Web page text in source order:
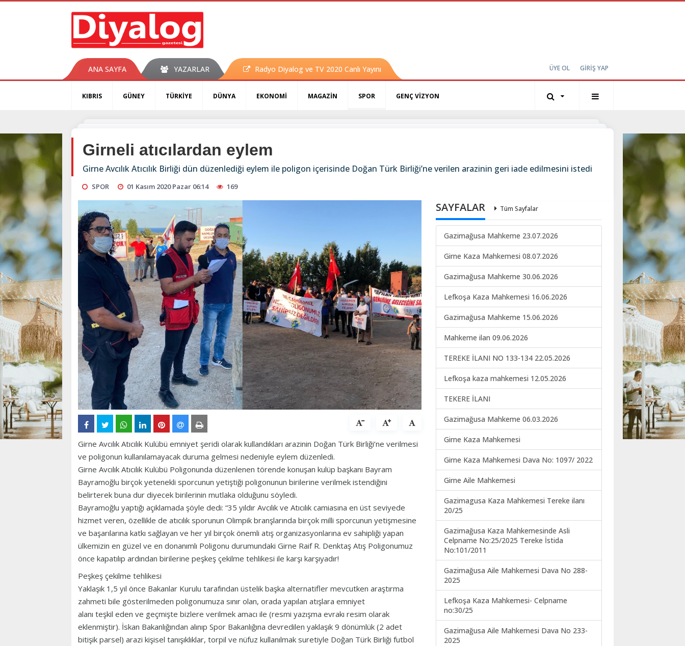
ANA SAYFA YAZARLAR Radyo Diyalog ve TV 2020 Canlı Yayını ÜYE OL GİRİŞ YAP
KIBRIS GÜNEY TÜRKİYE DÜNYA EKONOMİ MAGAZİN SPOR GENÇ VİZYON
Girneli atıcılardan eylem
Girne Avcılık Atıcılık Birliği dün düzenlediği eylem ile poligon içerisinde Doğan Türk Birliği’ne verilen arazinin geri iade edilmesini istedi
SPOR 01 Kasım 2020 Pazar 06:14 169
Girne Avcılık Atıcılık Kulübü emniyet şeridi olarak kullandıkları arazinin Doğan Türk Birliği’ne verilmesi
ve poligonun kullanılamayacak duruma gelmesi nedeniyle eylem düzenledi.
Girne Avcılık Atıcılık Kulübü Poligonunda düzenlenen törende konuşan kulüp başkanı Bayram
Bayramoğlu birçok yetenekli sporcunun yetiştiği poligonunun birilerine verilmek istendiğini
belirterek buna dur diyecek birilerinin mutlaka olduğunu söyledi.
Bayramoğlu yaptığı açıklamada şöyle dedi: “35 yıldır Avcılık ve Atıcılık camiasına en üst seviyede
hizmet veren, özellikle de atıcılık sporunun Olimpik branşlarında birçok milli sporcunun yetişmesine
ve başarılarına katkı sağlayan ve her yıl birçok önemli atış organizasyonlarına ev sahipliği yapan
ülkemizin en güzel ve en donanımlı Poligonu durumundaki Girne Raif R. Denktaş Atış Poligonumuz
önce kapatılıp ardından birilerine peşkeş çekilme tehlikesi ile karşı karşıyadır!
Peşkeş çekilme tehlikesi
Yaklaşık 1,5 yıl önce Bakanlar Kurulu tarafından üstelik başka alternatifler mevcutken araştırma
zahmeti bile gösterilmeden poligonumuza sınır olan, orada yapılan atışlara emniyet
alanı teşkil eden ve geçmişte bizlere verilmek amacı ile (resmi yazışma evrakı resim olarak
eklenmiştir). İskan Bakanlığından alınıp Spor Bakanlığına devredilen yaklaşık 9 dönümlük (2 adet
bitişik parsel) arazi kişisel tanışıklıklar, torpil ve nüfuz kullanılmak suretiyle Doğan Türk Birliği futbol
SAYFALAR Tüm Sayfalar
Gazimağusa Mahkeme 23.07.2026
Girne Kaza Mahkemesi 08.07.2026
Gazimağusa Mahkeme 30.06.2026
Lefkoşa Kaza Mahkemesi 16.06.2026
Gazimağusa Mahkeme 15.06.2026
Mahkeme ilan 09.06.2026
TEREKE İLANI NO 133-134 22.05.2026
Lefkoşa kaza mahkemesi 12.05.2026
TEKERE İLANI
Gazimağusa Mahkeme 06.03.2026
Girne Kaza Mahkemesi
Girne Kaza Mahkemesi Dava No: 1097/ 2022
Girne Aile Mahkemesi
Gazimagusa Kaza Mahkemesi Tereke ilanı
20/25
Gazimağusa Kaza Mahkemesinde Asli
Celpname No:25/2025 Tereke İstida
No:101/2011
Gazimağusa Aile Mahkemesi Dava No 288-
2025
Lefkoşa Kaza Mahkemesi- Celpname
no:30/25
Gazimağusa Aile Mahkemesi Dava No 233-
2025